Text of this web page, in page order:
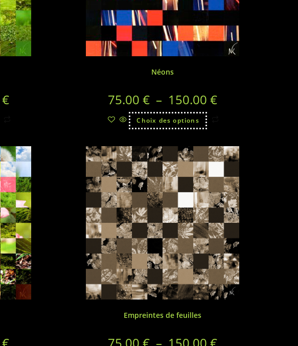
€
Néons
75.00 € – 150.00 €
Choix des options
€
Empreintes de feuilles
75.00 € – 150.00 €